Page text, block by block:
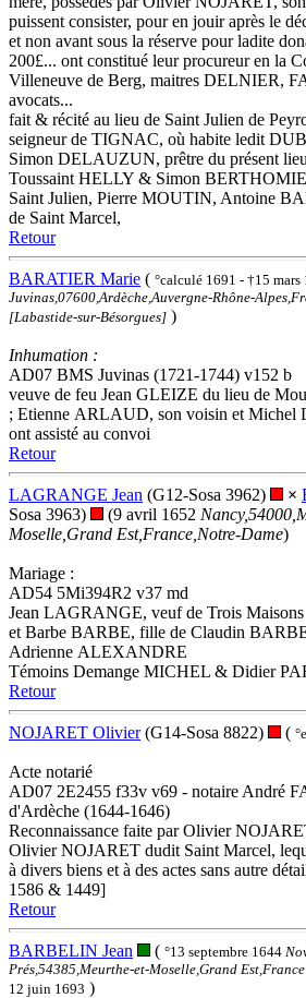
puissent consister, pour en jouir après le
et non avant sous la réserve pour ladite
200£... ont constitué leur procureur en la
Villeneuve de Berg, maitres DELNIER,
avocats...
fait & récité au lieu de Saint Julien de
seigneur de TIGNAC, où habite ledit
Simon DELAUZUN, prêtre du présent
Toussaint HELLY & Simon
Saint Julien, Pierre MOUTIN, Antoine
de Saint Marcel,
Retour
BARATIER Marie ( °calculé 1691 - †15 mars
Juvinas,07600,Ardèche,Auvergne-Rhône-
[Labastide-sur-Bésorgues] )
Inhumation :
AD07 BMS Juvinas (1721-1744) v152 b
veuve de feu Jean GLEIZE du lieu de
; Etienne ARLAUD, son voisin et Michel
ont assisté au convoi
Retour
LAGRANGE Jean (G12-Sosa 3962) ×
Sosa 3963)
(9 avril 1652
Moselle,Grand Est,France,Notre-Dame)
Mariage :
AD54 5Mi394R2 v37 md
Jean LAGRANGE, veuf de Trois Maisons
et Barbe BARBE, fille de Claudin
Adrienne ALEXANDRE
Témoins Demange MICHEL & Didier
Retour
NOJARET Olivier(G14-Sosa 8822) (
Acte notarié
AD07 2E2455 f33v v69 - notaire André
d'Ardèche (1644-1646)
Reconnaissance faite par Olivier
Olivier NOJARET dudit Saint Marcel,
à divers biens et à des actes sans autre
1586 & 1449]
Retour
BARBELIN Jean ( °13 septembre 1644
Prés,54385,Meurthe-et-Moselle,Grand Est,France
12 juin 1693 )